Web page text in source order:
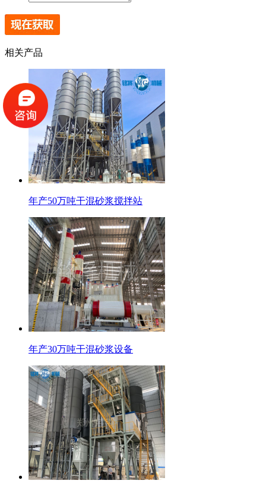
相关产品
年产50万吨干混砂浆搅拌站
年产30万吨干混砂浆设备